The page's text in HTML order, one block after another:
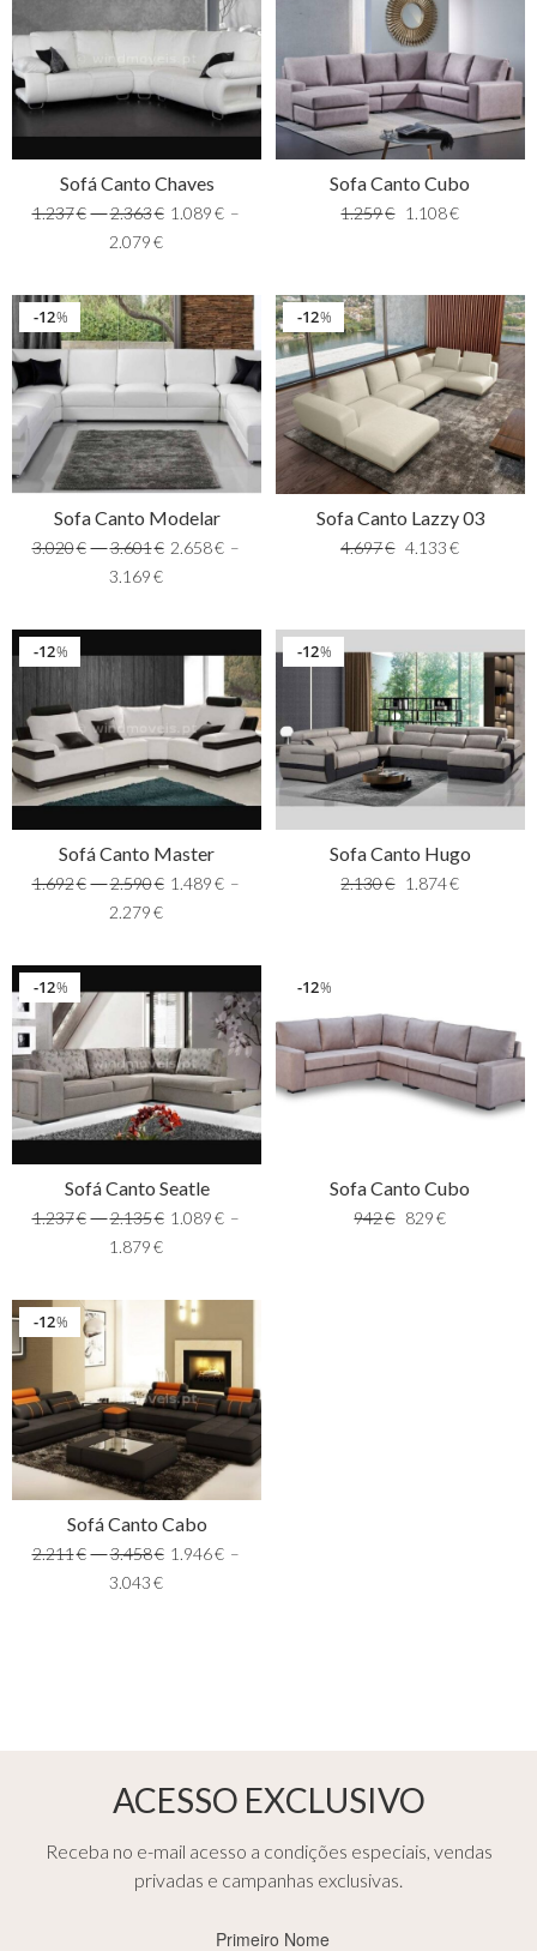
Sofá Canto Chaves
1.237€ –2.363€ 1.089€ –
2.079€
Sofa Canto Cubo
1.259€ 1.108€
%
12
Sofa Canto Modelar
3.020€ –3.601€ 2.658€ –
3.169€
%
12
Sofa Canto Lazzy 03
4.697€ 4.133 €
%
12
Sofá Canto Master
1.692€ –2.590€ 1.489€ –
2.279€
%
12
Sofa Canto Hugo
2.130€ 1.874€
%
12
Sofá Canto Seatle
1.237€ –2.135€ 1.089€ –
1.879€
%
12
Sofa Canto Cubo
942€ 829 €
%
12
Sofá Canto Cabo
2.211€ –3.458€ 1.946€ –
3.043€
ACESSO EXCLUSIVO
Receba no e-mail acesso a condições especiais, vendas
privadas e campanhas exclusivas.